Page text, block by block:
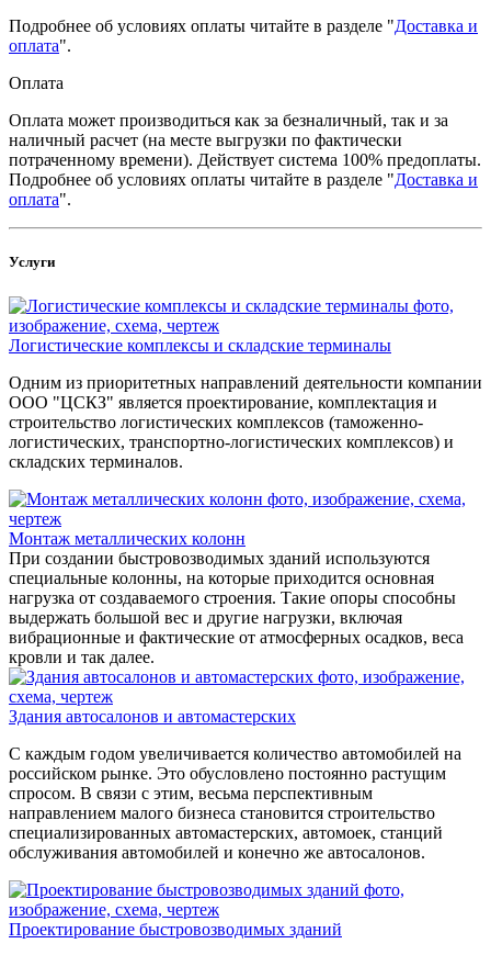
Подробнее об условиях оплаты читайте в разделе "Доставка и
оплата".
Оплата
Оплата может производиться как за безналичный, так и за
наличный расчет (на месте выгрузки по фактически
потраченному времени). Действует система 100% предоплаты.
Подробнее об условиях оплаты читайте в разделе "Доставка и
оплата".
Услуги
Логистические комплексы и складские терминалы
Одним из приоритетных направлений деятельности компании
ООО "ЦСКЗ" является проектирование, комплектация и
строительство логистических комплексов (таможенно-
логистических, транспортно-логистических комплексов) и
складских терминалов.
Монтаж металлических колонн
При создании быстровозводимых зданий используются
специальные колонны, на которые приходится основная
нагрузка от создаваемого строения. Такие опоры способны
выдержать большой вес и другие нагрузки, включая
вибрационные и фактические от атмосферных осадков, веса
кровли и так далее.
Здания автосалонов и автомастерских
С каждым годом увеличивается количество автомобилей на
российском рынке. Это обусловлено постоянно растущим
спросом. В связи с этим, весьма перспективным
направлением малого бизнеса становится строительство
специализированных автомастерских, автомоек, станций
обслуживания автомобилей и конечно же автосалонов.
Проектирование быстровозводимых зданий